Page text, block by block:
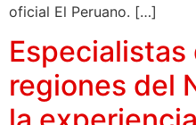
oficial El Peruano. […]
Especialistas
regiones del